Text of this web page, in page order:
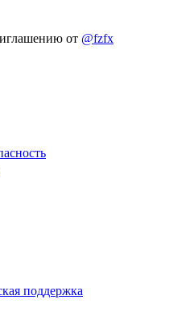
от @fzfx
поддержка